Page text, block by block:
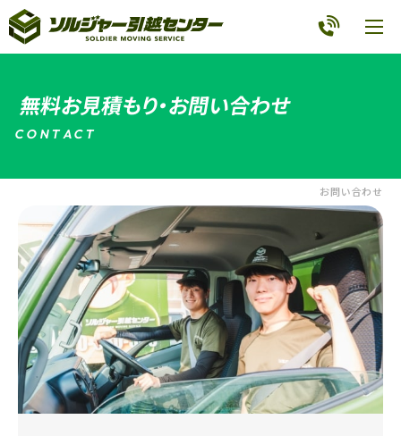
お問い合わせ
無料お見積もり・お問い合わせ
CONTACT